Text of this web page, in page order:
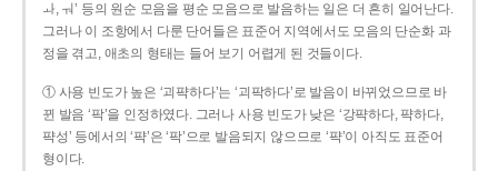
ㅘ, ㅝ’ 등의 원순 모음을 평순 모음으로 발음하는 일은 더 흔히 일어난다.
그러나 이 조항에서 다룬 단어들은 표준어 지역에서도 모음의 단순화 과
정을 겪고, 애초의 형태는 들어 보기 어렵게 된 것들이다.
① 사용 빈도가 높은 ‘괴퍅하다’는 ‘괴팍하다’로 발음이 바뀌었으므로 바
뀐 발음 ‘팍’을 인정하였다. 그러나 사용 빈도가 낮은 ‘강퍅하다, 퍅하다,
퍅성’ 등에서의 ‘퍅’은 ‘팍’으로 발음되지 않으므로 ‘퍅’이 아직도 표준어
형이다.